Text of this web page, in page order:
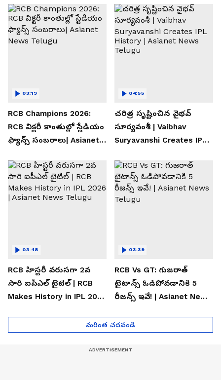
RCB Champions 2026:
RCB విక్టరీ కాంతుల్లో స్టేడియం
ఫ్యాన్స్ సంబరాలు| Asianet
03:19
చరిత్ర సృష్టించిన వైభవ్
సూర్యవంశీ | Vaibhav
Suryavanshi Creates IPL
Telugu
04:55
RCB హిస్టరీ వరుసగా 2వ
సారి ఐపీఎల్ టైటిల్ | RCB
Makes History in IPL 2026
03:48
RCB Vs GT: గుజరాత్
టైటాన్స్ ఓడిపోవడానికి 5
రీజన్స్ ఇవే! | Asianet News
03:39
మరింత చదవండి